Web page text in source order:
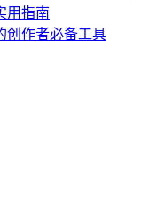
用指南
创作者必备工具